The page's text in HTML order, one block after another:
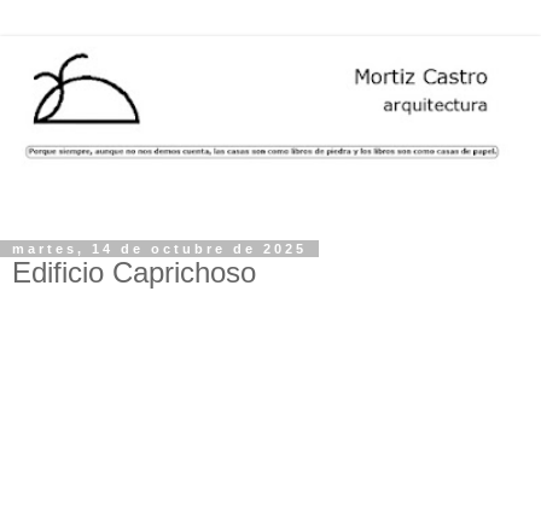
martes, 14 de octubre de 2025
Edificio Caprichoso